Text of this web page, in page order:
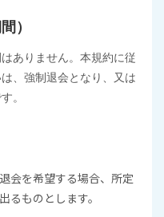
）
ありません。本規約に従
、強制退会となり、又は
。
会を希望する場合、所定
るものとします。